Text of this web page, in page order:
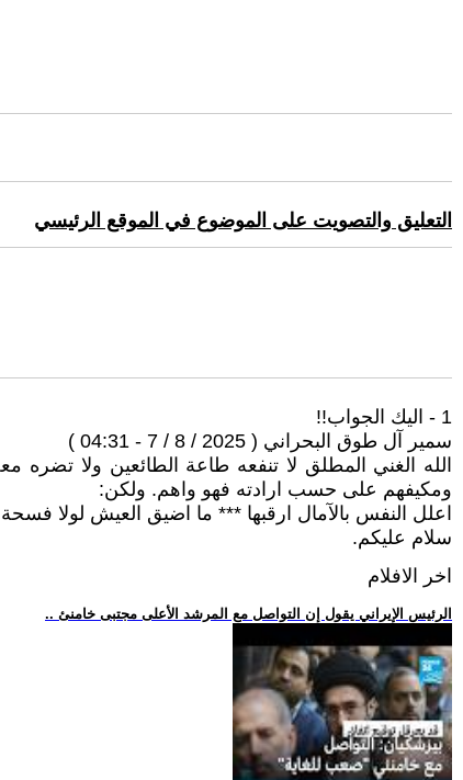
التعليق والتصويت على الموضوع في الموقع الرئيسي
1 - اليك الجواب!!
سمير آل طوق البحراني ( 2025 / 8 / 7 - 04:31 )
الله الغني المطلق لا تنفعه طاعة الطائعين ولا
ومكيفهم على حسب ارادته فهو واهم. ولكن:
اعلل النفس بالآمال ارقبها *** ما اضيق العيش لولا
سلام عليكم.
اخر الافلام
.. الرئيس الإيراني يقول إن التواصل مع المرشد الأعلى مجتبى خامنئ